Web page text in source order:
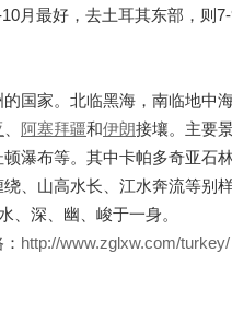
月最好，去土耳其东部，则
国家。北临黑海，南临地中
阿塞拜疆和伊朗接壤。主要
瀑布等。其中卡帕多奇亚石
、山高水长、江水奔流等别
、深、幽、峻于一身。
http://www.zglxw.com/turkey/